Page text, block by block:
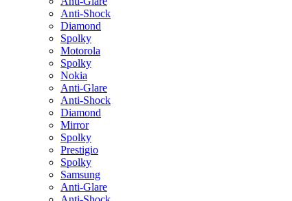
Anti-Shock
Diamond
Spolky
Motorola
Spolky
Nokia
Anti-Glare
Anti-Shock
Diamond
Mirror
Spolky
Prestigio
Spolky
Samsung
Anti-Glare